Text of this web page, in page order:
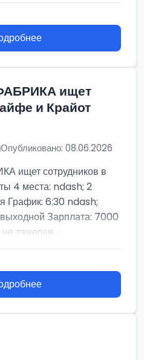
ищет
и Крайот
Опубликовано: 08.06.2026
сотрудников в
4 места: ndash; 2
График: 6:30 ndash;
Зарплата: 7000
тяжелая ...